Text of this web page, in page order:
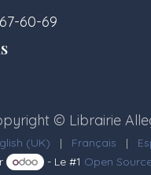
60-69
© Librairie
(UK) | Français |
- Le #1 Open